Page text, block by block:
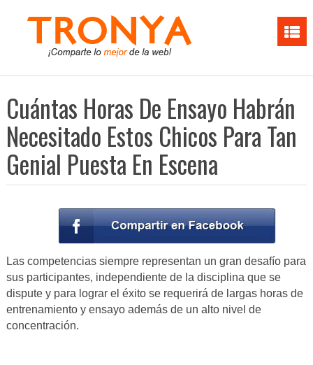
Cuántas Horas De Ensayo Habrán
Necesitado Estos Chicos Para Tan
Genial Puesta En Escena
Las competencias siempre representan un gran desafío para
sus participantes, independiente de la disciplina que se
dispute y para lograr el éxito se requerirá de largas horas de
entrenamiento y ensayo además de un alto nivel de
concentración.